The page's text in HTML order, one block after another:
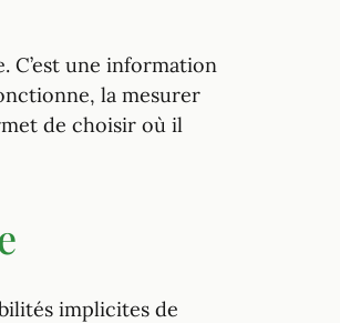
C’est une information
la mesurer
de choisir où il
implicites de